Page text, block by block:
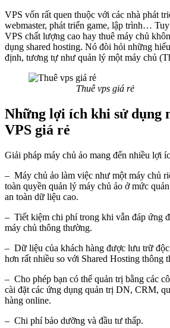
VPS vốn rất quen thuộc với các nhà phát
webmaster, phát triển game, lập trình…
VPS chất lượng cao hay thuê máy chủ
dụng shared hosting. Nó đòi hỏi những
định, tương tự như quản lý một máy chủ
Thuê vps giá rẻ
Những lợi ích khi sử dụng
VPS giá rẻ
Giải pháp máy chủ ảo mang đến nhiều lợi
– Máy chủ ảo làm việc như một máy chủ
toàn quyền quản lý máy chủ ảo ở mức
an toàn dữ liệu cao.
– Tiết kiệm chi phí trong khi vẫn đáp ứng
máy chủ thông thường.
– Dữ liệu của khách hàng được lưu trữ
hơn rất nhiều so với Shared Hosting thông
– Cho phép bạn có thể quản trị bằng các
cài đặt các ứng dụng quản trị DN, CRM,
hàng online.
– Chi phí bảo dưỡng và đầu tư thấp.